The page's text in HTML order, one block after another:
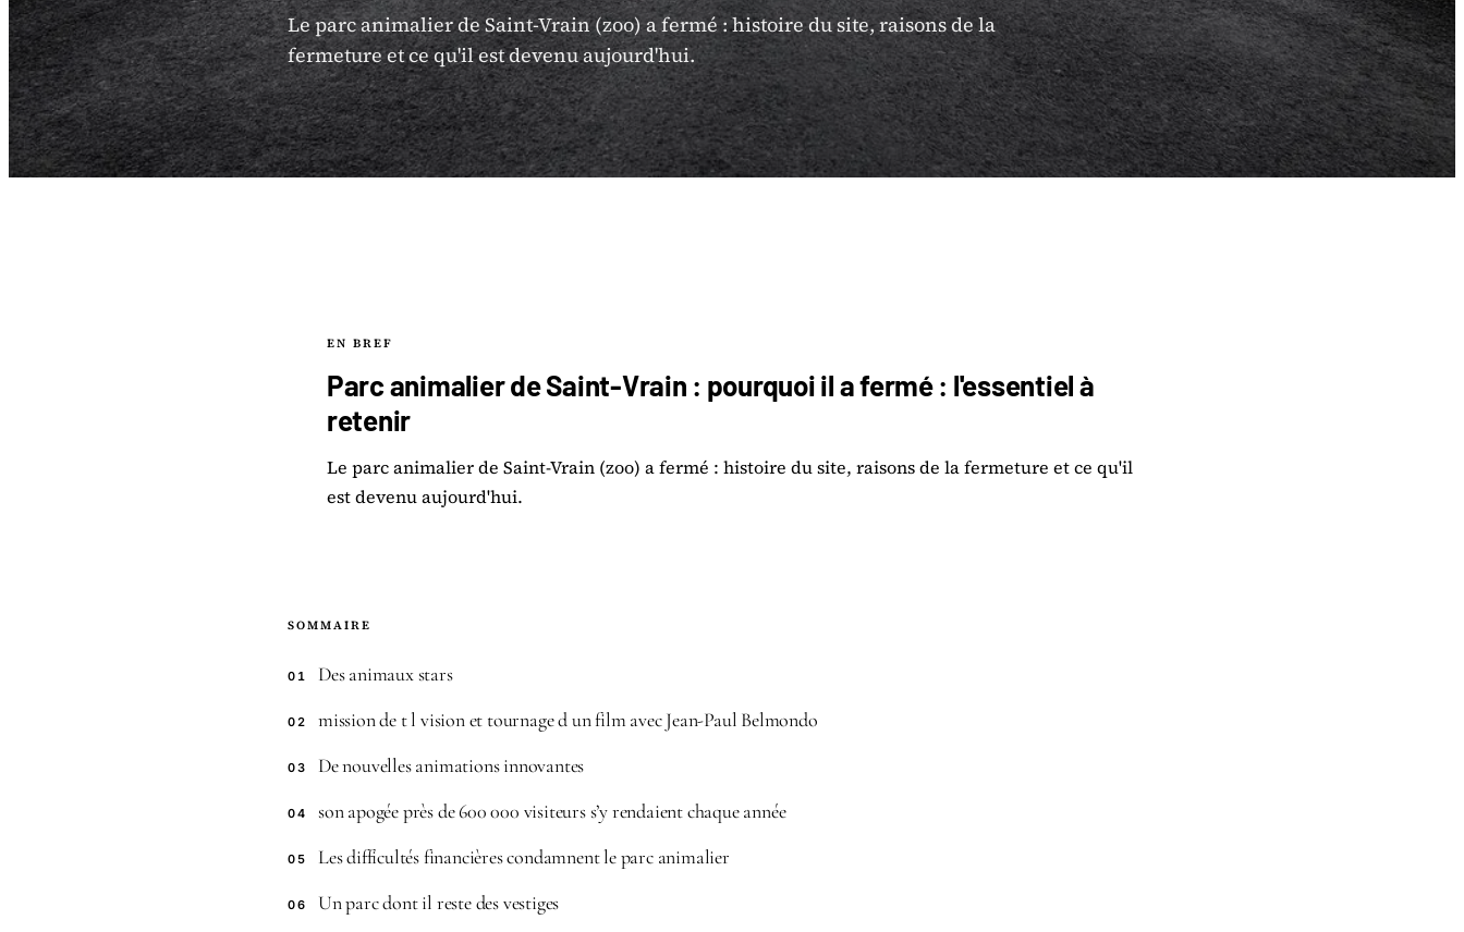
Le parc animalier de Saint-Vrain (zoo) a fermé : histoire du site, raisons de la
fermeture et ce qu'il est devenu aujourd'hui.
EN BREF
Parc animalier de Saint-Vrain : pourquoi il a fermé : l'essentiel à
retenir
Le parc animalier de Saint-Vrain (zoo) a fermé : histoire du site, raisons de la fermeture et ce qu'il
est devenu aujourd'hui.
SOMMAIRE
01 Des animaux stars
02 mission de t l vision et tournage d un film avec Jean-Paul Belmondo
03 De nouvelles animations innovantes
04 son apogée près de 600 000 visiteurs s’y rendaient chaque année
05 Les difficultés financières condamnent le parc animalier
06 Un parc dont il reste des vestiges